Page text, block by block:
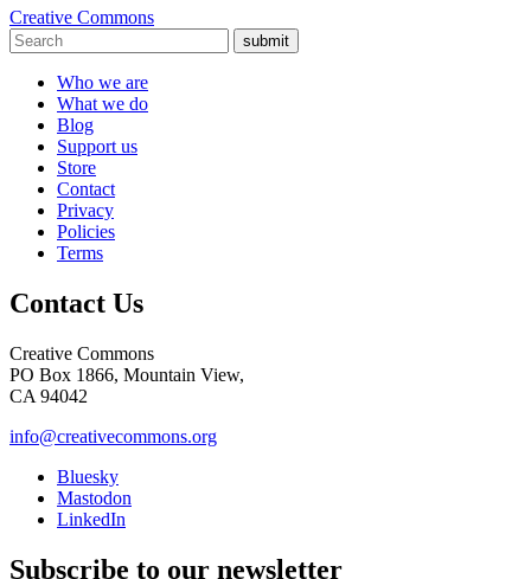
Creative Commons
submit
Who we are
What we do
Blog
Support us
Store
Contact
Privacy
Policies
Terms
Contact Us
Creative Commons
PO Box 1866, Mountain View,
CA 94042
info@creativecommons.org
Bluesky
Mastodon
LinkedIn
Subscribe to our newsletter